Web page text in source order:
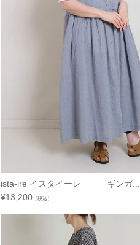
ista-ire イスタイーレ ギンガ...
¥13,200 （税込）